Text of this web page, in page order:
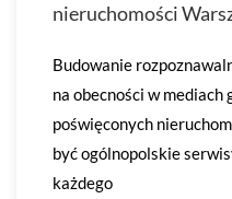
nieruchomości
Budowanie
na obecności w
poświęconych
być ogólnopolskie
każdego